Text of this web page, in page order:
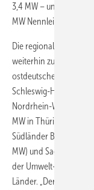
3,4 MW – und auch
MW Nennleistung im
Die regionale
weiterhin zunehmend
ostdeutsche
Schleswig-Holstein
Nordrhein-Westfalen
MW in Thüringen und
Südländer Baden-
MW) und Sachsen (6
der Umwelt- und
Länder. „Der Süden